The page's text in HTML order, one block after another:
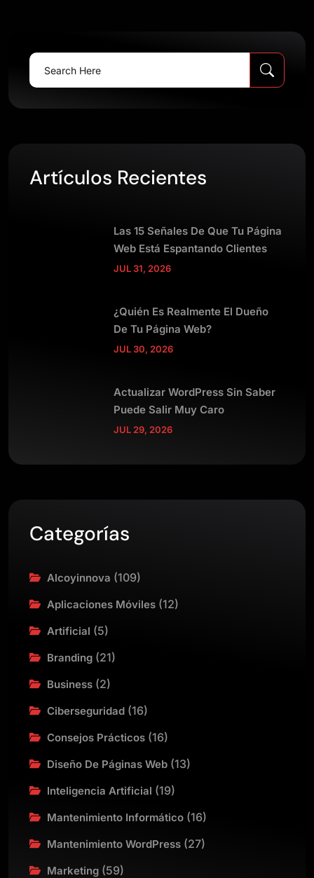
Search
for:
Artículos Recientes
Las 15 Señales De Que Tu Página
Web Está Espantando Clientes
JUL 31, 2026
¿Quién Es Realmente El Dueño
De Tu Página Web?
JUL 30, 2026
Actualizar WordPress Sin Saber
Puede Salir Muy Caro
JUL 29, 2026
Categorías
Alcoyinnova (109)
Aplicaciones Móviles (12)
Artificial (5)
Branding (21)
Business (2)
Ciberseguridad (16)
Consejos Prácticos (16)
Diseño De Páginas Web (13)
Inteligencia Artificial (19)
Mantenimiento Informático (16)
Mantenimiento WordPress (27)
Marketing (59)